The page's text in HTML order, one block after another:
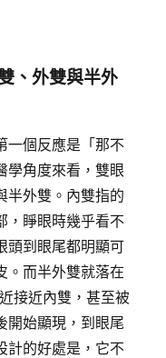
、外雙與半外
一個反應是「那不
學角度來看，雙眼
半外雙。內雙指的
，睜眼時幾乎看不
頭到眼尾都明顯可
。而半外雙就落在
接近內雙，甚至被
開始顯現，到眼尾
計的好處是，它不